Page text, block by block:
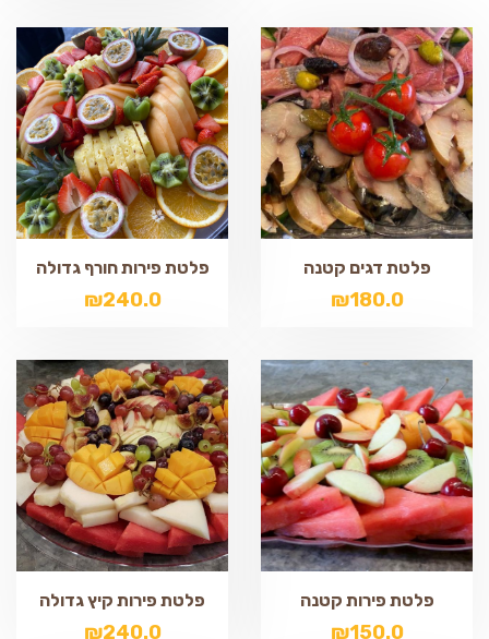
פלטת דגים קטנה
₪180.0
פלטת פירות חורף גדולה
₪240.0
פלטת פירות קטנה
₪150.0
פלטת פירות קיץ גדולה
₪240.0